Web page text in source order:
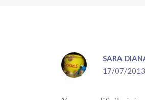
SARA
17/07/2013